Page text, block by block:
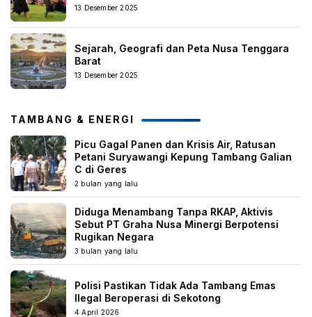
13 Desember 2025
Sejarah, Geografi dan Peta Nusa Tenggara
Barat
13 Desember 2025
TAMBANG & ENERGI
Picu Gagal Panen dan Krisis Air, Ratusan
Petani Suryawangi Kepung Tambang Galian
C di Geres
2 bulan yang lalu
Diduga Menambang Tanpa RKAP, Aktivis
Sebut PT Graha Nusa Minergi Berpotensi
Rugikan Negara
3 bulan yang lalu
Polisi Pastikan Tidak Ada Tambang Emas
Ilegal Beroperasi di Sekotong
4 April 2026